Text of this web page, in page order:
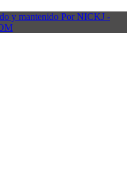
y mantenido Por NICKJ -